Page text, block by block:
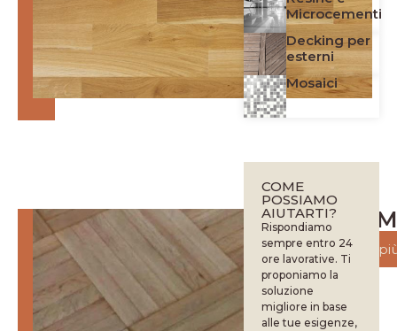
Parquet
Scopri di
Microcementi
Decking per
esterni
Mosaici
COME
POSSIAMO
AIUTARTI?
Rispondiamo
sempre entro 24
ore lavorative. Ti
proponiamo la
soluzione
migliore in base
alle tue esigenze,